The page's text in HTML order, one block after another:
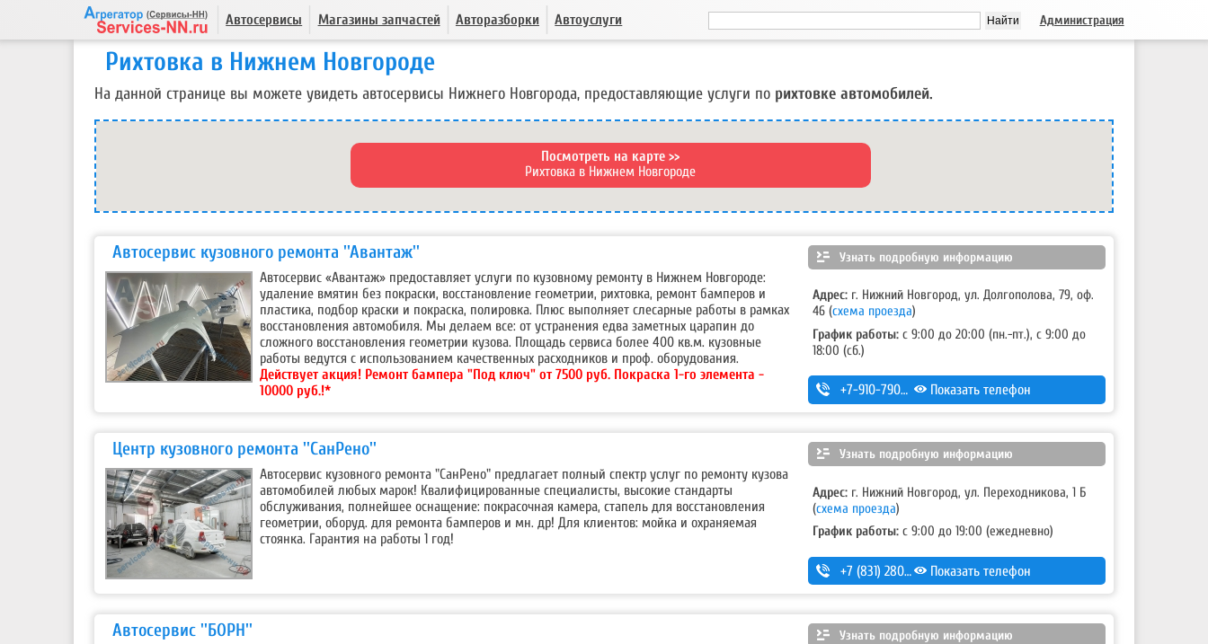
Автосервисы Магазины запчастей Авторазборки Автоуслуги Администрация
Рихтовка в Нижнем Новгороде
На данной странице вы можете увидеть автосервисы Нижнего Новгорода, предоставляющие услуги по рихтовке автомобилей.
Посмотреть на карте >>
Рихтовка в Нижнем Новгороде
Автосервис кузовного ремонта ''Авантаж'' Узнать подробную информацию
Автосервис «Авантаж» предоставляет услуги по кузовному ремонту в Нижнем Новгороде:
удаление вмятин без покраски, восстановление геометрии, рихтовка, ремонт бамперов и
пластика, подбор краски и покраска, полировка. Плюс выполняет слесарные работы в рамках
восстановления автомобиля. Мы делаем все: от устранения едва заметных царапин до
сложного восстановления геометрии кузова. Площадь сервиса более 400 кв.м. кузовные
работы ведутся с использованием качественных расходников и проф. оборудования.
Действует акция! Ремонт бампера "Под ключ" от 7500 руб. Покраска 1-го элемента -
10000 руб.!*
Адрес: г. Нижний Новгород, ул. Долгополова, 79, оф.
46(схема проезда)
График работы: с 9:00 до 20:00 (пн.-пт.), с 9:00 до
18:00 (сб.)
+7-910-790-48-01 ,+7 (831) 410-48-01
Показать телефон
Центр кузовного ремонта ''СанРено'' Узнать подробную информацию
Автосервис кузовного ремонта "СанРено" предлагает полный спектр услуг по ремонту кузова
автомобилей любых марок! Квалифицированные специалисты, высокие стандарты
обслуживания, полнейшее оснащение: покрасочная камера, стапель для восстановления
геометрии, оборуд. для ремонта бамперов и мн. др! Для клиентов: мойка и охраняемая
стоянка. Гарантия на работы 1 год!
Адрес: г. Нижний Новгород, ул. Переходникова, 1 Б
(схема проезда)
График работы: с 9:00 до 19:00 (ежедневно)
+7 (831) 280-69-88 Показать телефон
Автосервис ''БОРН'' Узнать подробную информацию